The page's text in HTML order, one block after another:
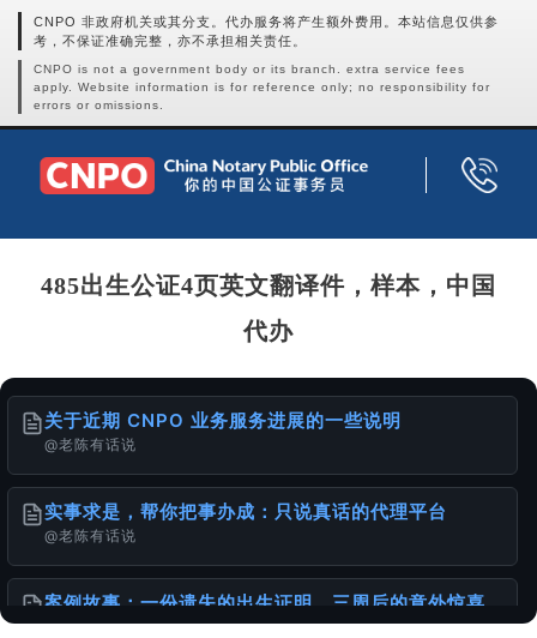
CNPO 非政府机关或其分支。代办服务将产生额外费用。本站信息仅供参
考，不保证准确完整，亦不承担相关责任。
CNPO is not a government body or its branch. extra service fees
apply. Website information is for reference only; no responsibility for
errors or omissions.
485出生公证4页英文翻译件，样本，中国
代办
关于近期 CNPO 业务服务进展的一些说明
@老陈有话说
实事求是，帮你把事办成：只说真话的代理平台
@老陈有话说
案例故事：一份遗失的出生证明，三周后的意外惊喜
@老陈有话说